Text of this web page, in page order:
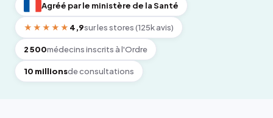
Agréé par le ministère de la Santé
★★★★★ 4,9sur les stores (125k avis)
2 500médecins inscrits à l'Ordre
10 millionsde consultations